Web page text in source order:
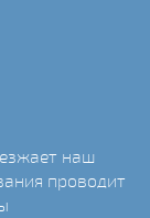
наш
проводит